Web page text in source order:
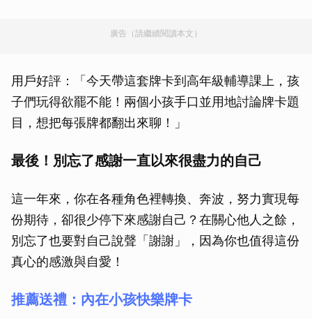
廣告（請繼續閱讀本文）
用戶好評：「今天帶這套牌卡到高年級輔導課上，孩
子們玩得欲罷不能！兩個小孩手口並用地討論牌卡題
目，想把每張牌都翻出來聊！」
最後！別忘了感謝一直以來很盡力的自己
這一年來，你在各種角色裡轉換、奔波，努力實現每
份期待，卻很少停下來感謝自己？在關心他人之餘，
別忘了也要對自己說聲「謝謝」，因為你也值得這份
真心的感激與自愛！
推薦送禮：內在小孩快樂牌卡